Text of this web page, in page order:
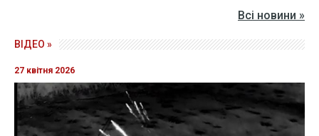
Всі новини »
ВІДЕО »
27 квітня 2026